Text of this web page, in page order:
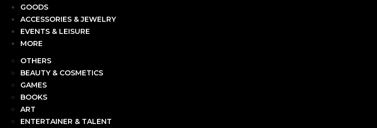
GOODS
ACCESSORIES & JEWELRY
EVENTS & LEISURE
MORE
OTHERS
BEAUTY & COSMETICS
GAMES
BOOKS
ART
ENTERTAINER & TALENT